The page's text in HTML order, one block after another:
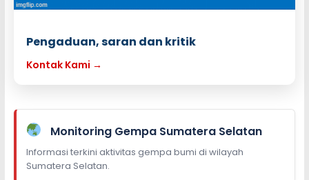
Pengaduan, saran dan kritik
Kontak Kami →
Monitoring Gempa Sumatera Selatan
Informasi terkini aktivitas gempa bumi di wilayah
Sumatera Selatan.